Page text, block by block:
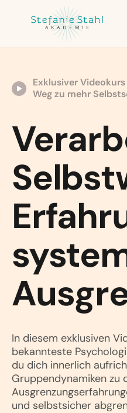
Exklusiver
Weg zu mehr
In diesem exklusiven
bekannteste
du dich innerlich
Gruppendynamiken zu
und selbstsicher